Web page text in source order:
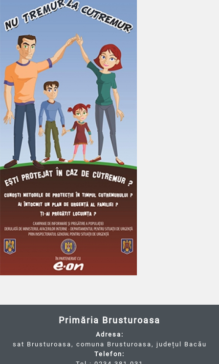
Primăria Brusturoasa
Adresa:
sat Brusturoasa, comuna Brusturoasa, județul Bacău
Telefon: